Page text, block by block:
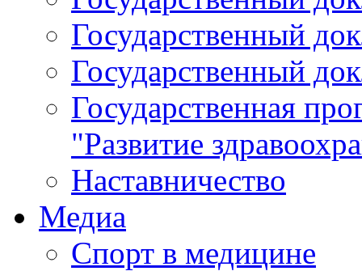
Государственный
Государственный
Государственная
"Развитие
Наставничество
Медиа
Спорт в медицине